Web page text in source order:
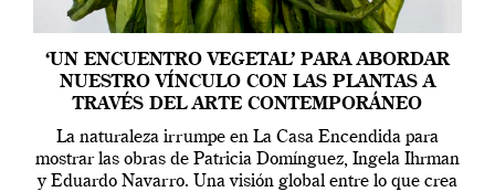
‘UN ENCUENTRO VEGETAL’ PARA ABORDAR
NUESTRO VÍNCULO CON LAS PLANTAS A
TRAVÉS DEL ARTE CONTEMPORÁNEO
La naturaleza irrumpe en La Casa Encendida para
mostrar las obras de Patricia Domínguez, Ingela Ihrman
y Eduardo Navarro. Una visión global entre lo que crea